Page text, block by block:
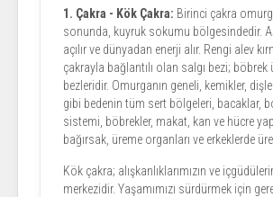
1. Çakra - Kök Çakra: Birinci çakra
sonunda, kuyruk sokumu bölgesindedir.
açılır ve dünyadan enerji alır. Rengi alev
çakrayla bağlantılı olan salgı bezi; böbrek
bezleridir. Omurganın geneli, kemikler,
gibi bedenin tüm sert bölgeleri, bacaklar,
sistemi, böbrekler, makat, kan ve hücre
bağırsak, üreme organları ve erkeklerde
Kök çakra; alışkanlıklarımızın ve
merkezidir. Yaşamımızı sürdürmek için